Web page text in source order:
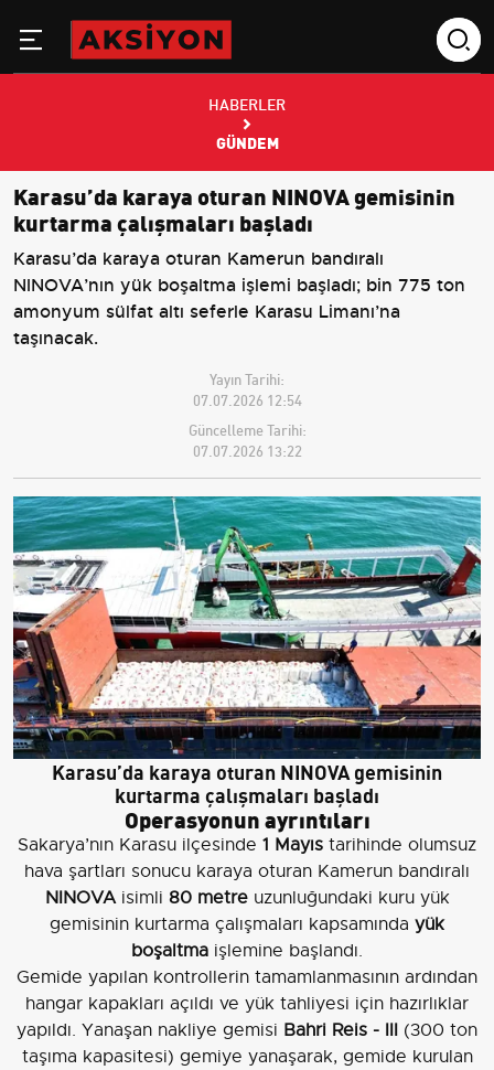
HABERLER
GÜNDEM
Karasu’da karaya oturan NINOVA gemisinin
kurtarma çalışmaları başladı
Karasu’da karaya oturan Kamerun bandıralı
NINOVA’nın yük boşaltma işlemi başladı; bin 775 ton
amonyum sülfat altı seferle Karasu Limanı’na
taşınacak.
Yayın Tarihi:
07.07.2026 12:54
Güncelleme Tarihi:
07.07.2026 13:22
Karasu’da karaya oturan NINOVA gemisinin
kurtarma çalışmaları başladı
Operasyonun ayrıntıları
Sakarya’nın Karasu ilçesinde 1 Mayıs tarihinde olumsuz
hava şartları sonucu karaya oturan Kamerun bandıralı
NINOVAisimli 80 metreuzunluğundaki kuru yük
gemisinin kurtarma çalışmaları kapsamında yük
boşaltma işlemine başlandı.
Gemide yapılan kontrollerin tamamlanmasının ardından
hangar kapakları açıldı ve yük tahliyesi için hazırlıklar
yapıldı. Yanaşan nakliye gemisi Bahri Reis - III (300 ton
taşıma kapasitesi) gemiye yanaşarak, gemide kurulan